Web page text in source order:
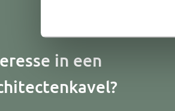
in een